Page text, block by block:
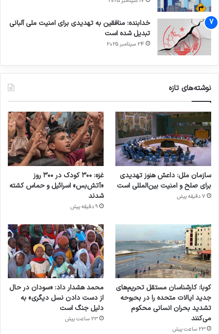
خدابنده: منافقین به تهدیدی برای امنیت ملی آلبانی
تبدیل شده است
24 سپتامبر 2025
نوشته‌های تازه
سازمان ملل: داعش هنوز تهدیدی
برای صلح و امنیت بین‌المللی است
7 دقیقه پیش
غزه: ۳۰۰ کودک در ۳۰۰ روز
«آتش‌بس» اسرائیل و حماس کشته
شدند
9 دقیقه پیش
کوبا: کارشناسان مستقل تحریم‌های
جدید ایالات متحده را در بحبوحه
تشدید بحران انسانی محکوم
می‌کنند
23 ساعت پیش
محمد هشدار داد: «سودان در حال
از دست دادن نسل دیگری» به
دلیل جنگ است
23 ساعت پیش